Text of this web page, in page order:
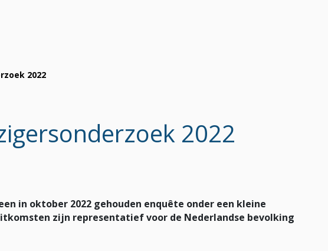
2022
2022
in oktober 2022 gehouden enquête onder een kleine
zijn representatief voor de Nederlandse bevolking